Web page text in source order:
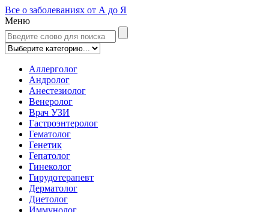
Все о заболеваниях от А до Я
Меню
Аллерголог
Андролог
Анестезиолог
Венеролог
Врач УЗИ
Гастроэнтеролог
Гематолог
Генетик
Гепатолог
Гинеколог
Гирудотерапевт
Дерматолог
Диетолог
Иммунолог